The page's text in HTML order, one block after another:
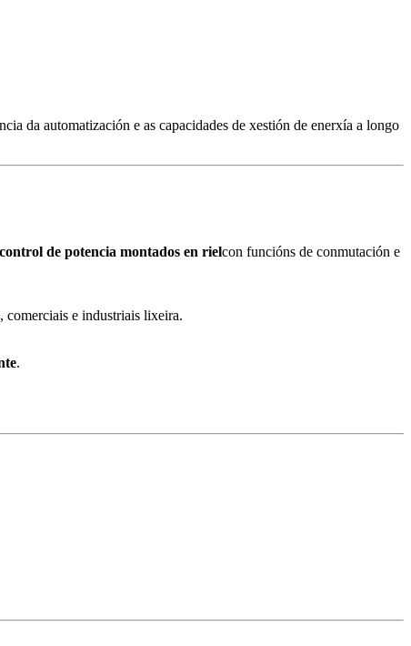
da automatización e as capacidades de xestión de enerxía a longo
de potencia montados en rielcon funcións de conmutación e
comerciais e industriais lixeira.
.